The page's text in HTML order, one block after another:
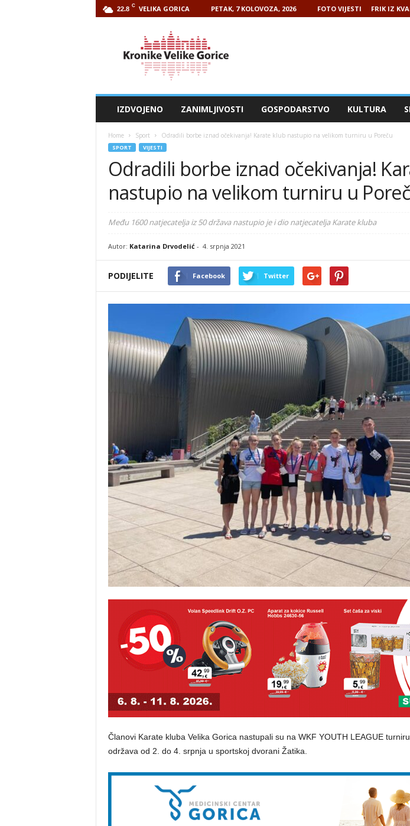
22.8 C VELIKA GORICA PETAK, 7 KOLOVOZA, 2026 FOTO VIJESTI FRIK IZ
IZDVOJENO ZANIMLJIVOSTI GOSPODARSTVO KULTURA
Home Sport Odradili borbe iznad očekivanja! Karate klub nastupio na velikom turniru u Poreču
SPORT VIJESTI
Odradili borbe iznad očekivanja!
nastupio na velikom turniru u
Među 1600 natjecatelja iz 50 država nastupio je i dio natjecatelja Karate kluba
Autor: Katarina Drvodelić- 4. srpnja 2021
PODIJELITE Facebook Twitter
Članovi Karate kluba Velika Gorica nastupali su na WKF YOUTH LEAGUE
održava od 2. do 4. srpnja u sportskoj dvorani Žatika.